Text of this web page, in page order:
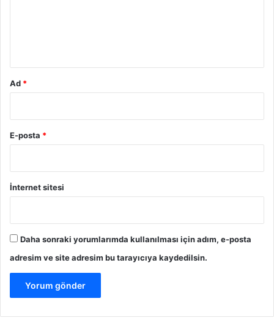
Ad *
E-posta *
İnternet sitesi
Daha sonraki yorumlarımda kullanılması için adım, e-posta
adresim ve site adresim bu tarayıcıya kaydedilsin.